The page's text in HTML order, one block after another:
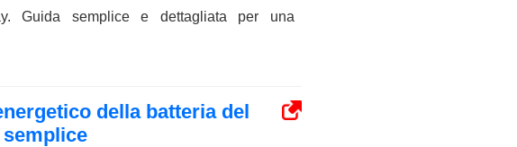
Guida semplice e dettagliata per una
della batteria del